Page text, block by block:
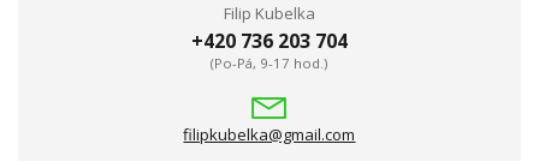
Filip Kubelka
+420 736 203 704
(Po-Pá, 9-17 hod.)
filipkubelka@gmail.com